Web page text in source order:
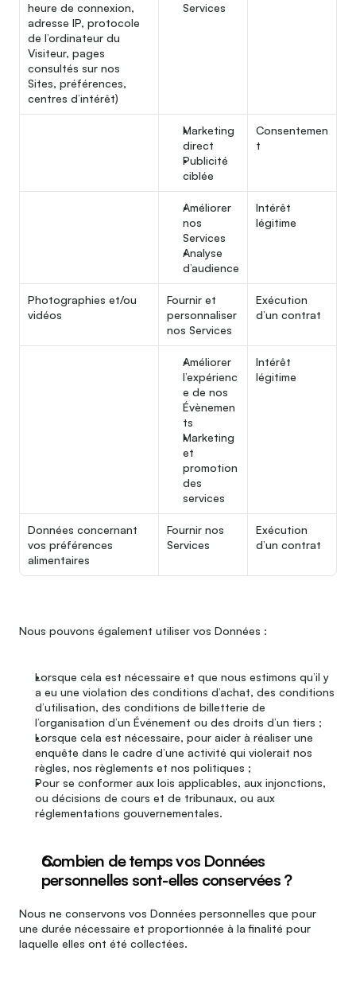
heure de connexion,
adresse IP, protocole
de l’ordinateur du
Visiteur, pages
consultés sur nos
Sites, préférences,
centres d’intérêt)
Services
Marketing
direct
Publicité
ciblée
Consentemen
t
Améliorer
nos
Services
Analyse
d’audience
Intérêt
légitime
Photographies et/ou
vidéos
Fournir et
personnaliser
nos Services
Exécution
d’un contrat
Améliorer
l’expérienc
e de nos
Évènemen
ts
Marketing
et
promotion
des
services
Intérêt
légitime
Données concernant
vos préférences
alimentaires
Fournir nos
Services
Exécution
d’un contrat
Nous pouvons également utiliser vos Données :
Lorsque cela est nécessaire et que nous estimons qu’il y
a eu une violation des conditions d’achat, des conditions
d’utilisation, des conditions de billetterie de
l’organisation d’un Événement ou des droits d’un tiers ;
Lorsque cela est nécessaire, pour aider à réaliser une
enquête dans le cadre d’une activité qui violerait nos
règles, nos règlements et nos politiques ;
Pour se conformer aux lois applicables, aux injonctions,
ou décisions de cours et de tribunaux, ou aux
réglementations gouvernementales.
Combien de temps vos Données
personnelles sont-elles conservées ?
Nous ne conservons vos Données personnelles que pour
une durée nécessaire et proportionnée à la finalité pour
laquelle elles ont été collectées.